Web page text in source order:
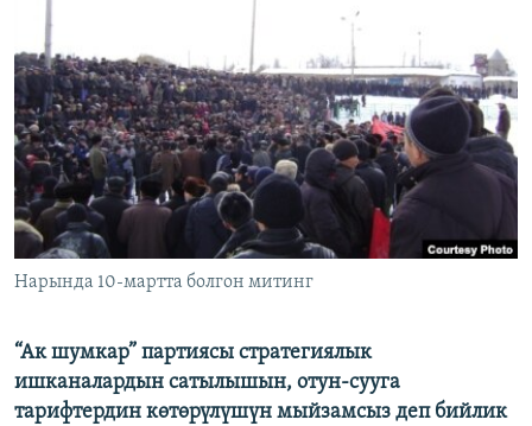
ЭЖЕ-СИҢДИЛЕР
АЗАТТЫК+
ЫҢГАЙСЫЗ СУРООЛОР
ОНЛАЙН ШЕРИНЕ
ЭЕ/АРнун бардык сайттары
Нарында 10-мартта болгон митинг
“Ак шумкар” партиясы стратегиялык
ишканалардын сатылышын, отун-сууга
тарифтердин көтөрүлүшүн мыйзамсыз деп бийлик